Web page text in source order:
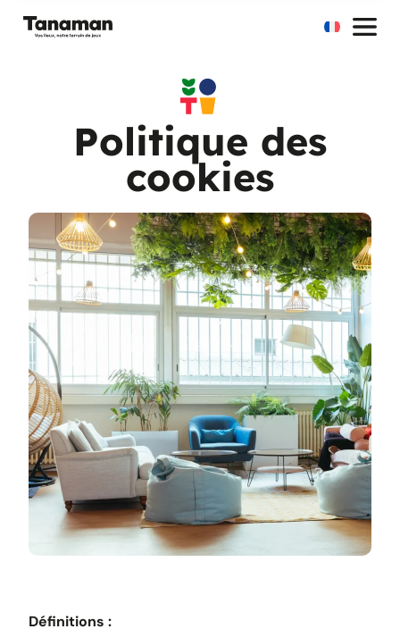
contenu
Politique des
cookies
Définitions :